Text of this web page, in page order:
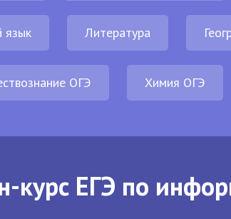
язык Литература
ОГЭ Химия ОГЭ
курс ЕГЭ по